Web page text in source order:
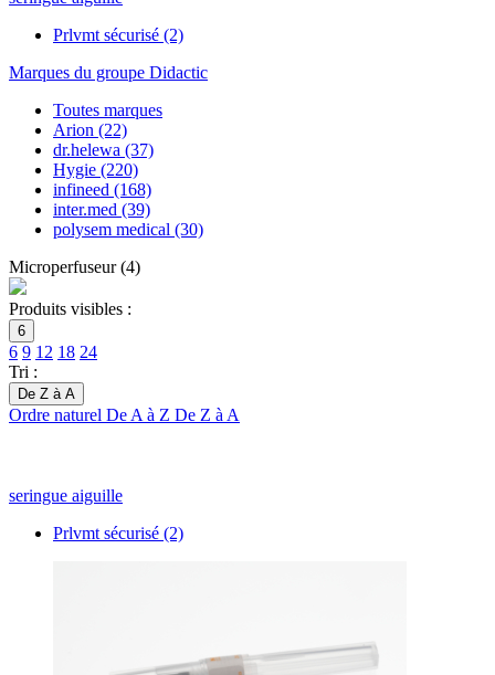
Prlvmt sécurisé (2)
Marques du groupe Didactic
Toutes marques
Arion (22)
dr.helewa (37)
Hygie (220)
infineed (168)
inter.med (39)
polysem medical (30)
Microperfuseur(4)
Produits visibles :
6
6 9 12 18 24
Tri :
De Z à A
Ordre naturel De A à Z De Z à A
seringue aiguille
Prlvmt sécurisé (2)